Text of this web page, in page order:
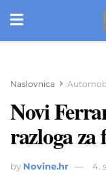
Naslovnica
Novi
razloga za
by Novine.hr 4.